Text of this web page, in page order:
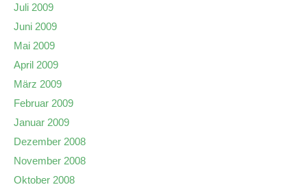
Juli 2009
Juni 2009
Mai 2009
April 2009
März 2009
Februar 2009
Januar 2009
Dezember 2008
November 2008
Oktober 2008